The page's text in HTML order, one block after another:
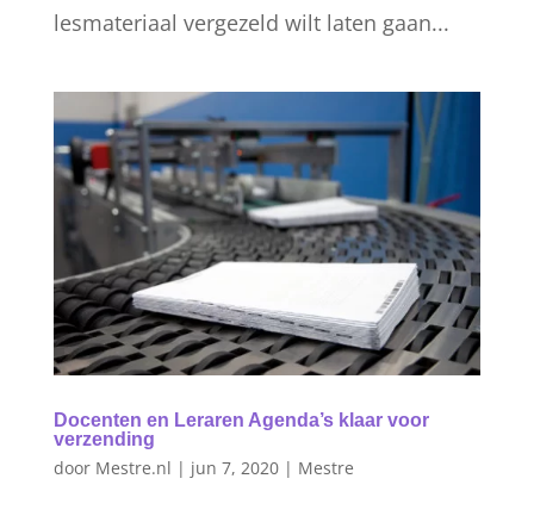
lesmateriaal vergezeld wilt laten gaan...
Docenten en Leraren Agenda’s klaar voor
verzending
door Mestre.nl | jun 7, 2020| Mestre